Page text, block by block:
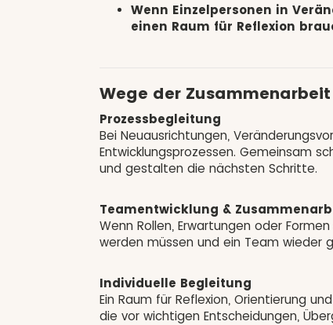
Wenn Einzelpersonen in
einen Raum für Reflexion
Wege der Zusammenarbeit
Prozessbegleitung
Bei Neuausrichtungen,
Entwicklungsprozessen. Gemeinsam
und gestalten die nächsten Schritte.
Teamentwicklung &
Wenn Rollen, Erwartungen oder
werden müssen und ein Team wieder
Individuelle Begleitung
Ein Raum für Reflexion, Orientierung
die vor wichtigen Entscheidungen,